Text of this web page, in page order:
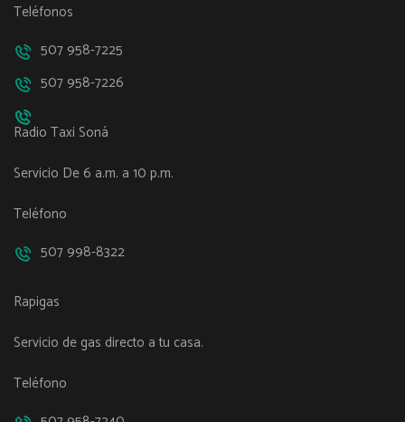
Teléfonos
507 958-7225
507 958-7226
Radio Taxi Soná
Servicio De 6 a.m. a 10 p.m.
Teléfono
507 998-8322
Rapigas
Servicio de gas directo a tu casa.
Teléfono